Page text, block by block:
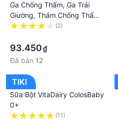
Ga Chống Thấm, Ga Trải
Giường, Thảm Chống Thấm
Cotton Cho Em Bé
(2)
93.450₫
Đã bán 12
TIKI
Sữa Bột VitaDairy ColosBaby
0+
(11)